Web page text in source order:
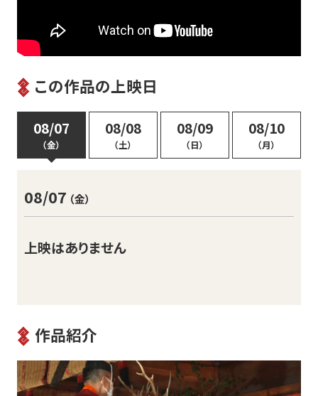
この作品の上映日
08/07
（金）
08/08
（土）
08/09
（日）
08/10
（月）
08/07 （金）
上映はありません
作品紹介